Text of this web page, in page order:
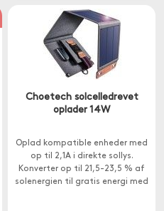
Choetech solcelledrevet
oplader 14W
Oplad kompatible enheder med
op til 2,1A i direkte sollys.
Konverter op til 21,5-23,5 % af
solenergien til gratis energi med